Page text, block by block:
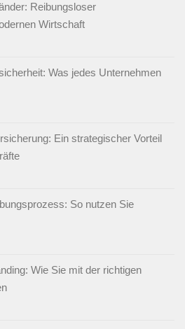
Reibungsloser
Wirtschaft
Was jedes Unternehmen
Ein strategischer Vorteil
So nutzen Sie
Wie Sie mit der richtigen